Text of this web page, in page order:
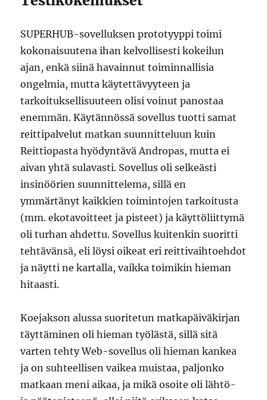
SUPERHUB-sovelluksen prototyyppi toimi
kokonaisuutena ihan kelvollisesti kokeilun
ajan, enkä siinä havainnut toiminnallisia
ongelmia, mutta käytettävyyteen ja
tarkoituksellisuuteen olisi voinut panostaa
enemmän. Käytännössä sovellus tuotti samat
reittipalvelut matkan suunnitteluun kuin
Reittiopasta hyödyntävä Andropas, mutta ei
aivan yhtä sulavasti. Sovellus oli selkeästi
insinöörien suunnittelema, sillä en
ymmärtänyt kaikkien toimintojen tarkoitusta
(mm. ekotavoitteet ja pisteet) ja käyttöliittymä
oli turhan ahdettu. Sovellus kuitenkin suoritti
tehtävänsä, eli löysi oikeat eri reittivaihtoehdot
ja näytti ne kartalla, vaikka toimikin hieman
hitaasti.
Koejakson alussa suoritetun matkapäiväkirjan
täyttäminen oli hieman työlästä, sillä sitä
varten tehty Web-sovellus oli hieman kankea
ja on suhteellisen vaikea muistaa, paljonko
matkaan meni aikaa, ja mikä osoite oli lähtö-